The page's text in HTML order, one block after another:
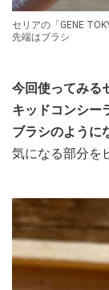
セリアの「GENE
先端はブラシ
今回使ってみる
キッドコンシー
ブラシのように
気になる部分を